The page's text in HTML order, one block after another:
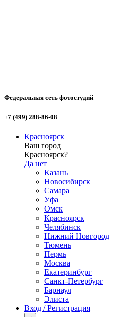
Федеральная сеть фотостудий
+7 (499) 288-86-08
Красноярск
Ваш город
Красноярск?
Да нет
Казань
Новосибирск
Самара
Уфа
Омск
Красноярск
Челябинск
Нижний Новгород
Тюмень
Пермь
Москва
Екатеринбург
Санкт-Петербург
Барнаул
Элиста
Вход / Регистрация